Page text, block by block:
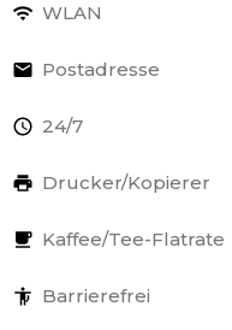
WLAN
Postadresse
24/7
Drucker/Kopierer
Kaffee/Tee-Flatrate
Barrierefrei